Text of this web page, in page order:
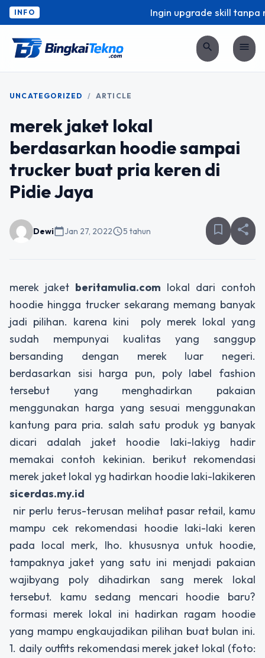
INFO Ingin upgrade skill tanpa
search menu
UNCATEGORIZED / ARTICLE
merek jaket lokal
berdasarkan hoodie sampai
trucker buat pria keren di
Pidie Jaya
Dewicalendar_todayJan 27, 2022schedule5 tahun bookmark_border share
merek jaket beritamulia.com lokal dari contoh
hoodie hingga trucker sekarang memang banyak
jadi pilihan. karena kini poly merek lokal yang
sudah mempunyai kualitas yang sanggup
bersanding dengan merek luar negeri.
berdasarkan sisi harga pun, poly label fashion
tersebut yang menghadirkan pakaian
menggunakan harga yang sesuai menggunakan
kantung para pria. salah satu produk yg banyak
dicari adalah jaket hoodie laki-lakiyg hadir
memakai contoh kekinian. berikut rekomendasi
merek jaket lokal yg hadirkan hoodie laki-lakikeren
sicerdas.my.id
nir perlu terus-terusan melihat pasar retail, kamu
mampu cek rekomendasi hoodie laki-laki keren
pada local merk, lho. khususnya untuk hoodie,
tampaknya jaket yang satu ini menjadi pakaian
wajibyang poly dihadirkan sang merek lokal
tersebut. kamu sedang mencari hoodie baru?
formasi merek lokal ini hadirkan ragam hoodie
yang mampu engkaujadikan pilihan buat bulan ini.
1. daily outfits rekomendasi merek jaket lokal (foto: